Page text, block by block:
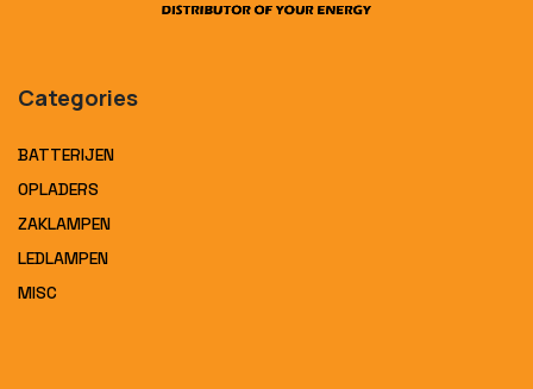
Categories
BATTERIJEN
OPLADERS
ZAKLAMPEN
LEDLAMPEN
MISC